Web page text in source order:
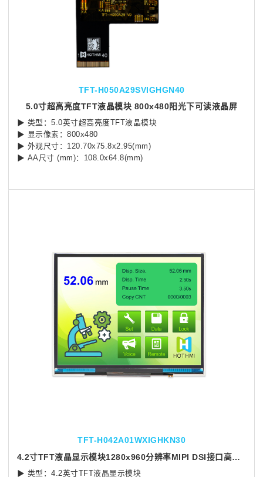
TFT-H050A29SVIGHGN40
5.0寸超高亮度TFT液晶模块 800x480阳光下可读液晶屏
▶ 类型：5.0英寸超高亮度TFT液晶模块
▶ 显示像素：800x480
▶ 外观尺寸：120.70x75.8x2.95(mm)
▶ AA尺寸 (mm)：108.0x64.8(mm)
TFT-H042A01WXIGHKN30
4.2寸TFT液晶显示模块1280x960分辨率MIPI DSI接口高亮度屏幕GH7005芯片
▶ 类型：4.2英寸TFT液晶显示模块